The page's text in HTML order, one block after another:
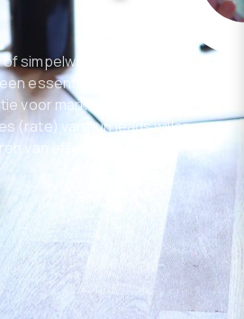
simpelweg ab-
essentieel onderdeel van
voor marketeers die de
(rate) van hun leads willen
van effectieve A…